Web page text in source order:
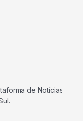
de Notícias